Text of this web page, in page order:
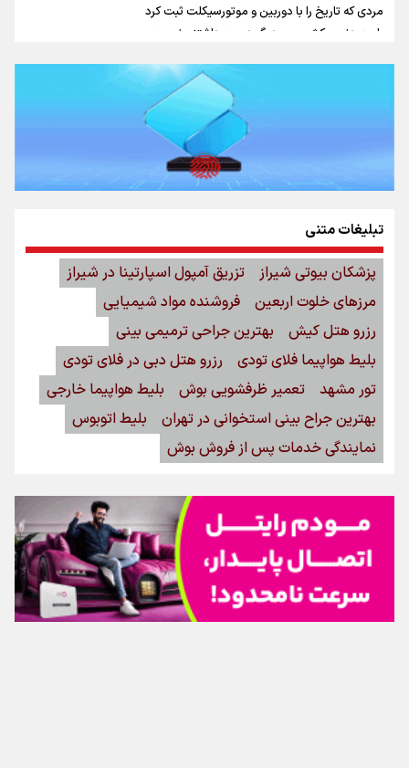
اینفو برنا/ میزان مالیات بر ارزش افزوده چقدر است؟
اینفوبرنا/ سقف معافیت مالیاتی حقوق کارکنان دولت و
بازنشستگان در بودجه ۱۴۰۵ چقدر است؟
مردی که تاریخ را با دوربین و موتورسیکلت ثبت کرد
رابرت دنیرو: کشور من دیگر دوست‌داشتنی نیست
حضور تیم‌های بزرگ مثل استقلال در لیگ هستیم
تورم ۵۸ درصدی معدن / وقتی هزینه استخراج از توان قیمت‌گذاری سبقت
تبلیغات متنی
پزشکان بیوتی شیراز
تزریق آمپول اسپارتینا در شیراز
مرزهای خلوت اربعین
فروشنده مواد شیمیایی
رزرو هتل کیش
بهترین جراحی ترمیمی بینی
بلیط هواپیما فلای تودی
رزرو هتل دبی در فلای تودی
تور مشهد
تعمیر ظرفشویی بوش
بلیط هواپیما خارجی
بهترین جراح بینی استخوانی در تهران
بلیط اتوبوس
نمایندگی خدمات پس از فروش بوش